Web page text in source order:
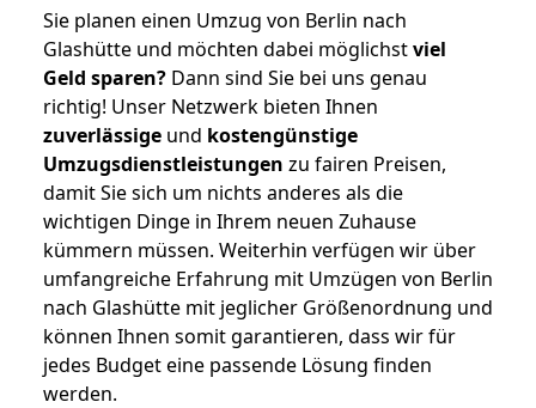
Sie planen einen Umzug von Berlin nach
Glashütte und möchten dabei möglichstviel
Geld sparen? Dann sind Sie bei uns genau
richtig! Unser Netzwerk bieten Ihnen
zuverlässige und kostengünstige
Umzugsdienstleistungen zu fairen Preisen,
damit Sie sich um nichts anderes als die
wichtigen Dinge in Ihrem neuen Zuhause
kümmern müssen. Weiterhin verfügen wir über
umfangreiche Erfahrung mit Umzügen von Berlin
nach Glashütte mit jeglicher Größenordnung und
können Ihnen somit garantieren, dass wir für
jedes Budget eine passende Lösung finden
werden.